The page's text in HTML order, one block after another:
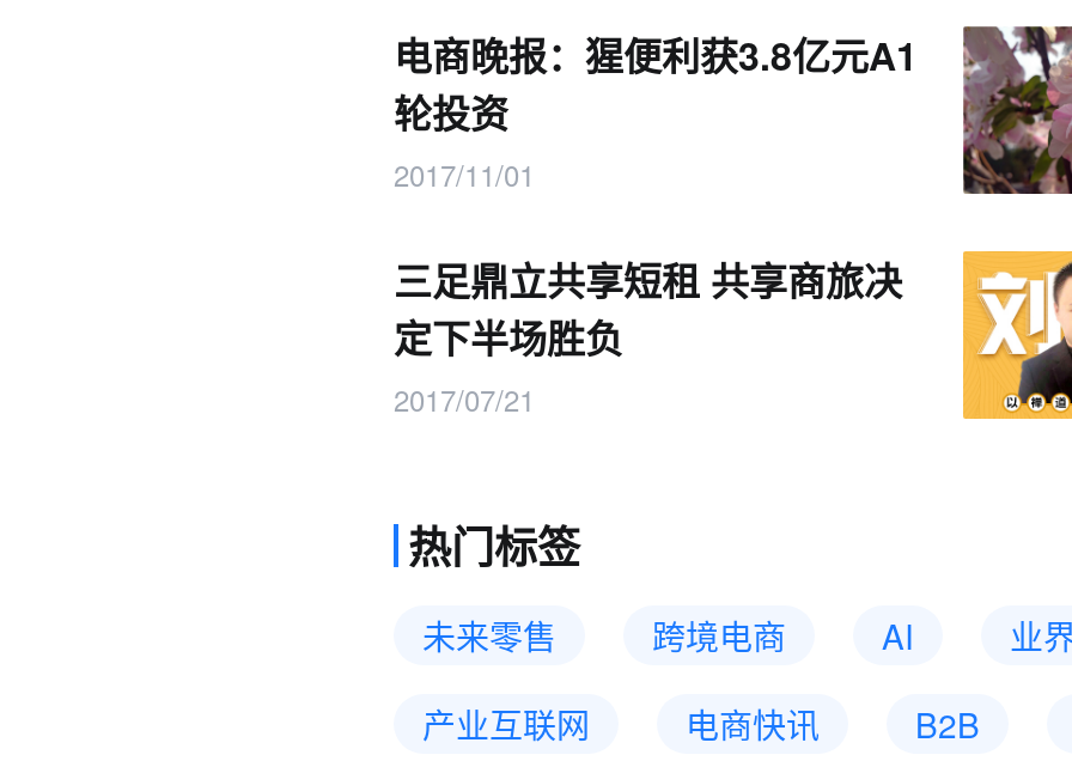
电商晚报：猩便利获3.8亿元A1
轮投资
2017/11/01
三足鼎立共享短租 共享商旅决
定下半场胜负
2017/07/21
热门标签
未来零售 跨境电商 AI
业
产业互联网
电商快讯
B2B